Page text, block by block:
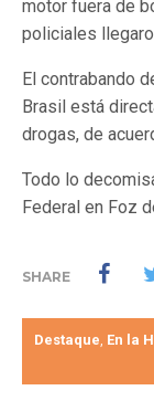
motor fuera de
policiales
El contrabando
Brasil está
drogas, de
Todo lo
Federal en Foz
SHARE
Destaque, En la